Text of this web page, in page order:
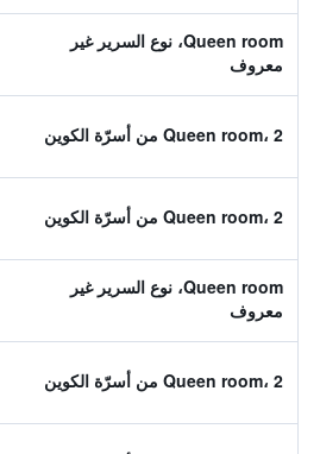
Queen room، نوع السرير غير
معروف
Queen room، 2 من أسرّة الكوين
Queen room، 2 من أسرّة الكوين
Queen room، نوع السرير غير
معروف
Queen room، 2 من أسرّة الكوين